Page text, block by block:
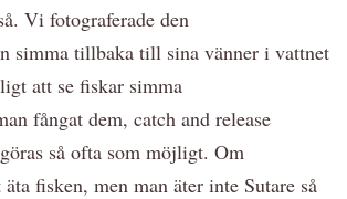
Vi fotograferade den
simma tillbaka till sina vänner i vattnet
att se fiskar simma
fångat dem, catch and release
så ofta som möjligt. Om
fisken, men man äter inte Sutare så